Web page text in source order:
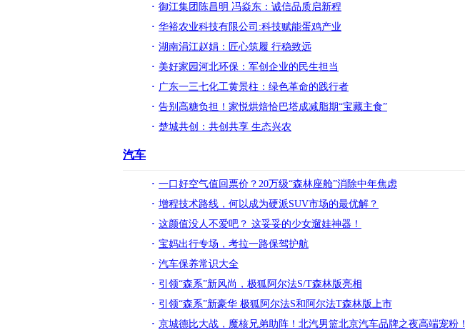
御江集团陈昌明 冯焱东：诚信品质启新程
华裕农业科技有限公司:科技赋能蛋鸡产业
湖南涓江赵娟：匠心筑履 行稳致远
美好家园河北环保：军创企业的民生担当
广东一三七化工黄景柱：绿色革命的践行者
告别高糖负担！家悦烘焙恰巴塔成减脂期“宝藏主食”
楚城共创：共创共享 生态兴农
汽车
一口好空气值回票价？20万级“森林座舱”消除中年焦虑
增程技术路线，何以成为硬派SUV市场的最优解？
这颜值没人不爱吧？ 这妥妥的少女遛娃神器！
宝妈出行专场，考拉一路保驾护航
汽车保养常识大全
引领“森系”新风尚，极狐阿尔法S/T森林版亮相
引领“森系”新豪华 极狐阿尔法S和阿尔法T森林版上市
京城德比大战，魔核兄弟助阵！北汽男篮北京汽车品牌之夜高端宠粉！